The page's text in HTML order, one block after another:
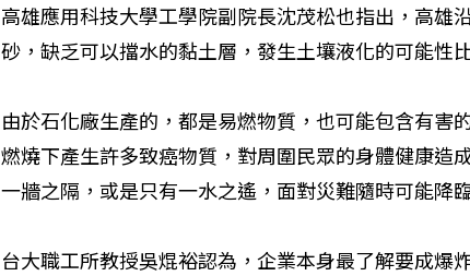
高雄應用科技大學工學院副院長沈茂松也指出，高雄
砂，缺乏可以擋水的黏土層，發生土壤液化的可能性
由於石化廠生產的，都是易燃物質，也可能包含有害
燃燒下產生許多致癌物質，對周圍民眾的身體健康造
一牆之隔，或是只有一水之遙，面對災難隨時可能降
台大職工所教授吳焜裕認為，企業本身最了解要成爆